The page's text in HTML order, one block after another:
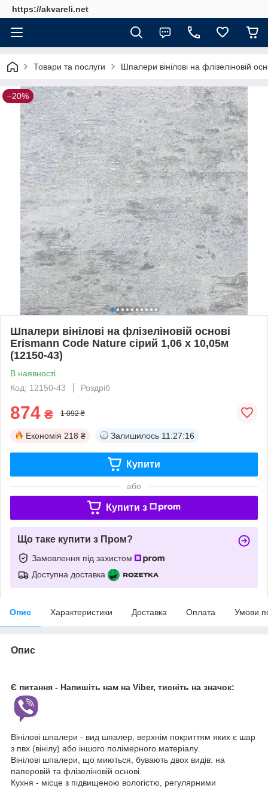
https://akvareli.net
Товари та послуги Шпалери вінілові на флізеліновій
–20%
Шпалери вінілові на флізеліновій основі
Erismann Code Nature сірий 1,06 х 10,05м
(12150-43)
В наявності
Код: 12150-43
Роздріб
874 ₴ 1 092 ₴
Економія 218 ₴ Залишилось 11:27:15
Купити
або
Купити з
Що таке купити з Пром?
Замовлення під захистом
Доступна доставка
Опис Характеристики Доставка Оплата Умови
Опис
Є питання - Напишіть нам на Viber, тисніть на значок:
Вінілові шпалери - вид шпалер, верхнім покриттям яких є шар
з пвх (вінілу) або іншого полімерного матеріалу.
Вінілові шпалери, що миються, бувають двох видів: на
паперовій та флізеліновій основі.
Кухня - місце з підвищеною вологістю, регулярними